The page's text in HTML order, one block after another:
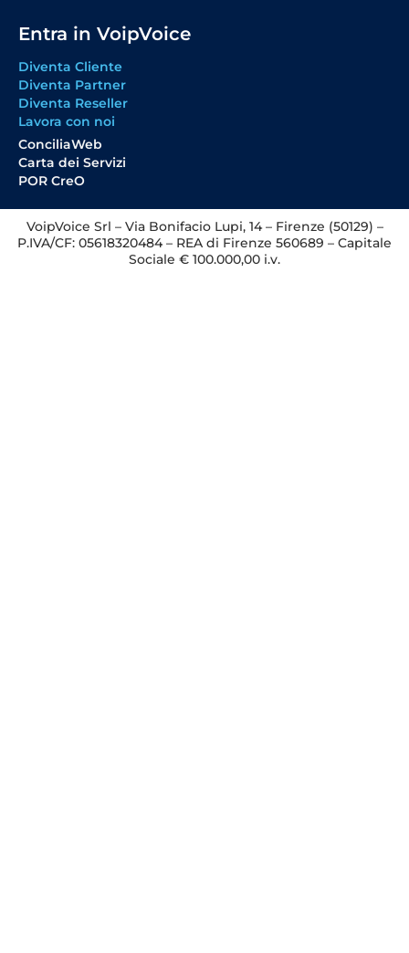
Entra in VoipVoice
Diventa Cliente
Diventa Partner
Diventa Reseller
Lavora con noi
ConciliaWeb
Carta dei Servizi
POR CreO
VoipVoice Srl – Via Bonifacio Lupi, 14 – Firenze (50129) –
P.IVA/CF: 05618320484 – REA di Firenze 560689 – Capitale
Sociale € 100.000,00 i.v.